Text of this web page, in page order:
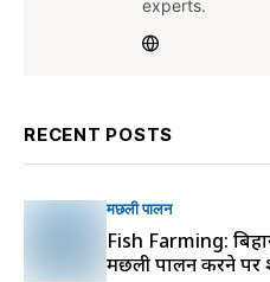
experts.
RECENT POSTS
मछली पालन
Fish Farming:
मछली पालन करने पर